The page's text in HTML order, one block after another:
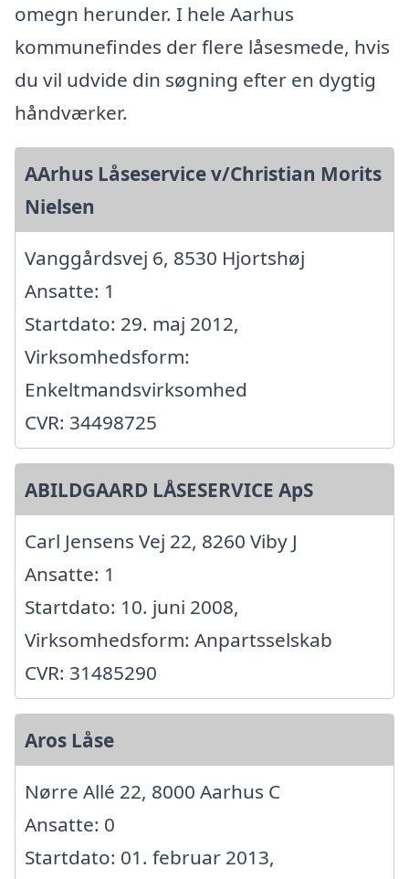
omegn herunder. I hele Aarhus
kommunefindes der flere låsesmede, hvis
du vil udvide din søgning efter en dygtig
håndværker.
AArhus Låseservice v/Christian Morits
Nielsen
Vanggårdsvej 6, 8530 Hjortshøj
Ansatte: 1
Startdato: 29. maj 2012,
Virksomhedsform:
Enkeltmandsvirksomhed
CVR: 34498725
ABILDGAARD LÅSESERVICE ApS
Carl Jensens Vej 22, 8260 Viby J
Ansatte: 1
Startdato: 10. juni 2008,
Virksomhedsform: Anpartsselskab
CVR: 31485290
Aros Låse
Nørre Allé 22, 8000 Aarhus C
Ansatte: 0
Startdato: 01. februar 2013,